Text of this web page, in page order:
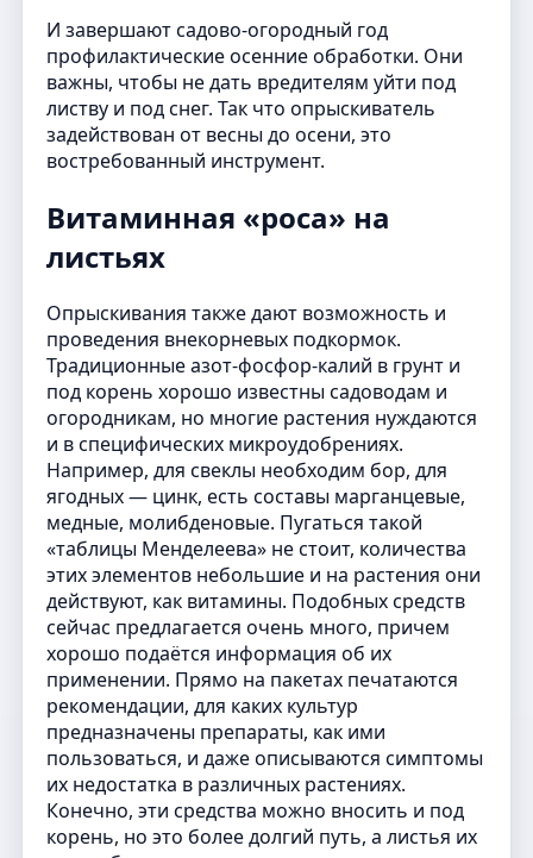
И завершают садово-огородный год
профилактические осенние обработки. Они
важны, чтобы не дать вредителям уйти под
листву и под снег. Так что опрыскиватель
задействован от весны до осени, это
востребованный инструмент.
Витаминная «роса» на
листьях
Опрыскивания также дают возможность и
проведения внекорневых подкормок.
Традиционные азот-фосфор-калий в грунт и
под корень хорошо известны садоводам и
огородникам, но многие растения нуждаются
и в специфических микроудобрениях.
Например, для свеклы необходим бор, для
ягодных — цинк, есть составы марганцевые,
медные, молибденовые. Пугаться такой
«таблицы Менделеева» не стоит, количества
этих элементов небольшие и на растения они
действуют, как витамины. Подобных средств
сейчас предлагается очень много, причем
хорошо подаётся информация об их
применении. Прямо на пакетах печатаются
рекомендации, для каких культур
предназначены препараты, как ими
пользоваться, и даже описываются симптомы
их недостатка в различных растениях.
Конечно, эти средства можно вносить и под
корень, но это более долгий путь, а листья их